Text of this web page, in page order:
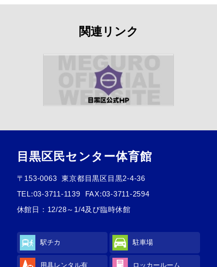
関連リンク
目黒区民センター体育館
〒153-0063
東京都目黒区目黒2-4-36
TEL:03-3711-1139
FAX:03-3711-2594
休館日：12/28～1/4及び臨時休館
駅チカ 駐車場
用具レンタル有 ロッカールーム